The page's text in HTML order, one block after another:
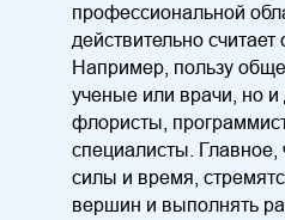
профессиональной
действительно
Например, пользу
ученые или врачи, но
флористы,
специалисты.
силы и время,
вершин и выполнять